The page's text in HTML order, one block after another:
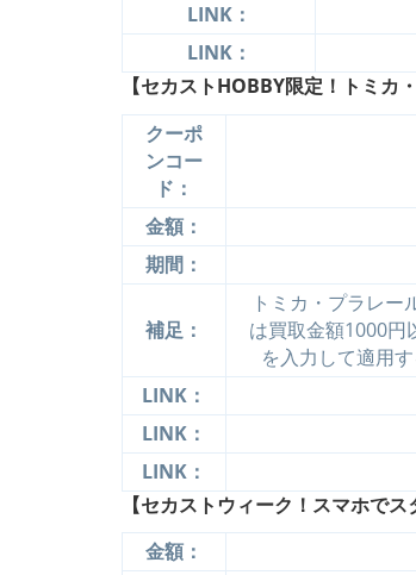
LINK：
LINK：
【セカストHOBBY限定！トミカ
クーポ
ンコー
ド：
金額：
期間：
補足：
トミカ・プラレ
は買取金額1000円
を入力して適用
LINK：
LINK：
LINK：
【セカストウィーク！スマホで
金額：